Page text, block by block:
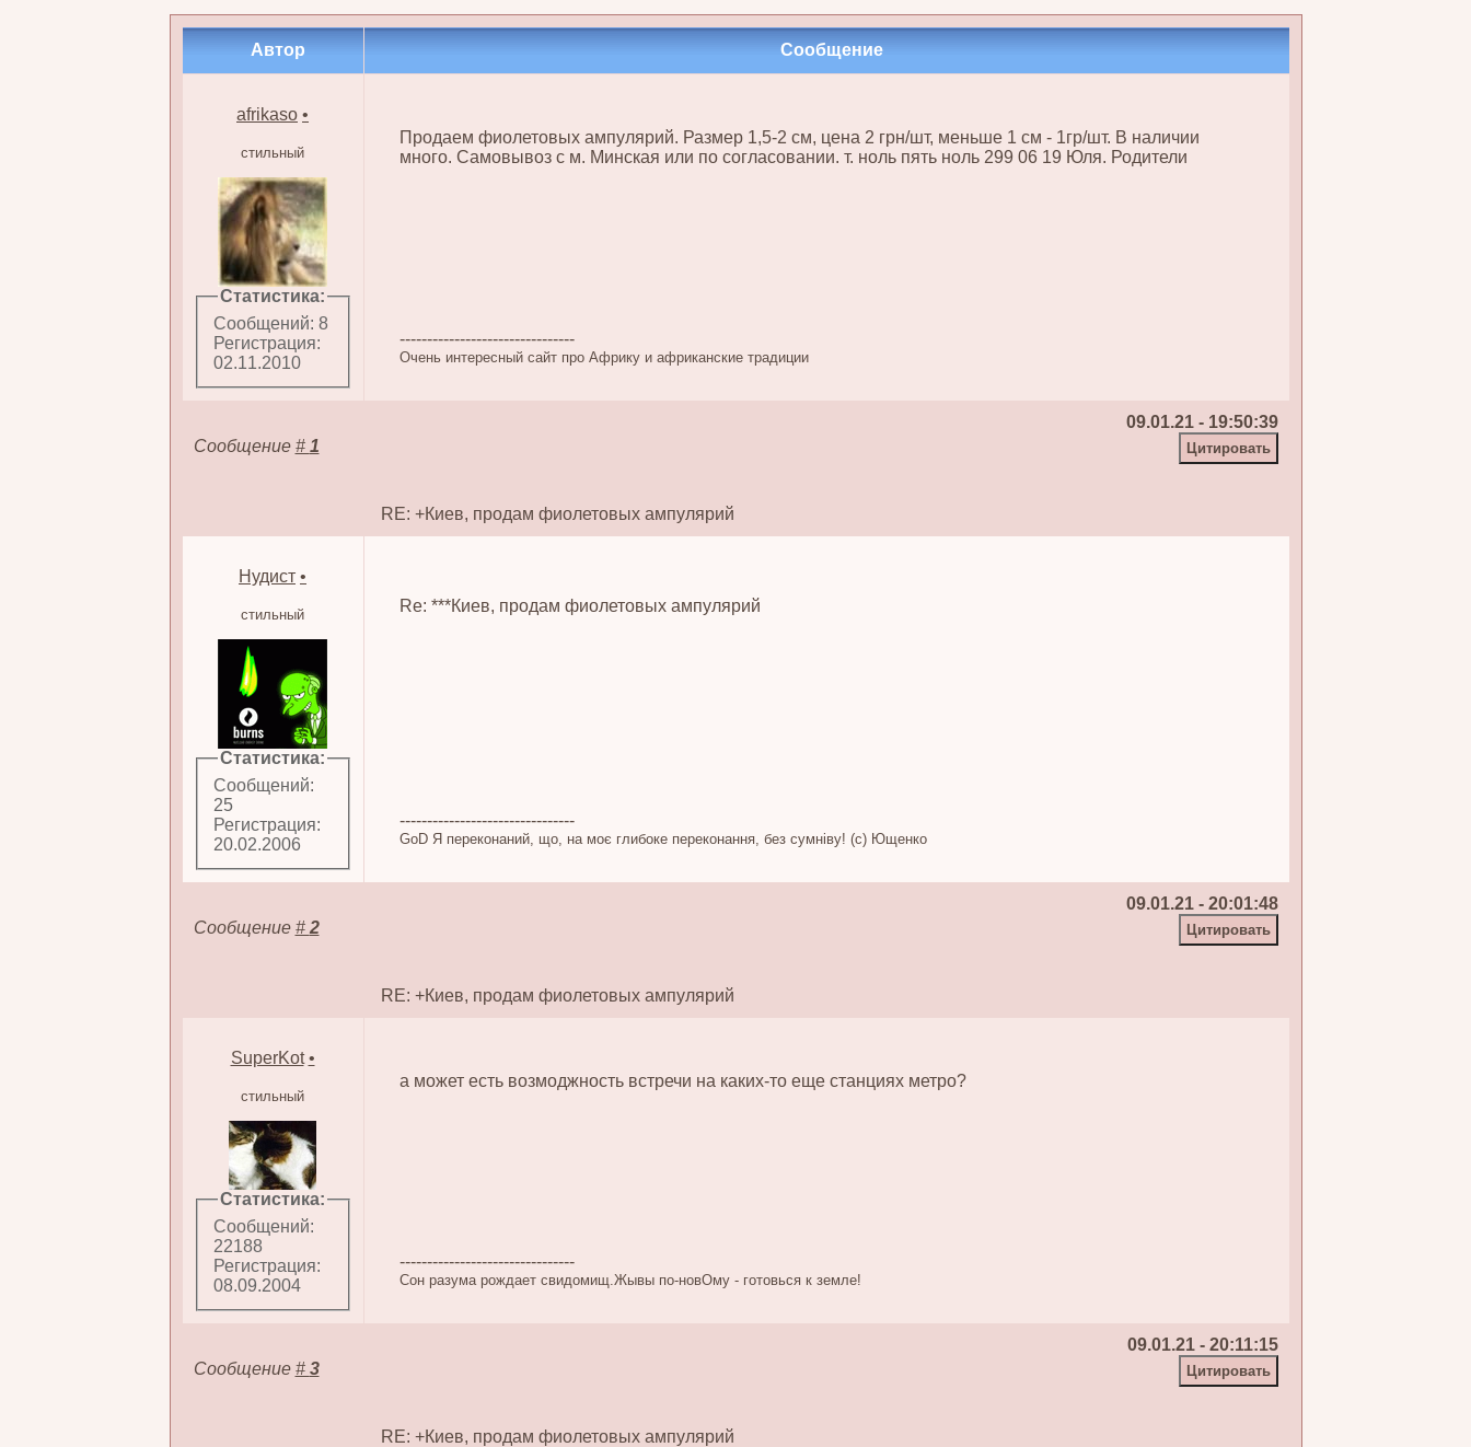
Автор Сообщение
afrikaso •
стильный
Статистика:
Сообщений: 8
Регистрация:
02.11.2010
Продаем фиолетовых ампулярий. Размер 1,5-2 см, цена 2 грн/шт, меньше 1 см - 1гр/шт. В наличии
много. Самовывоз с м. Минская или по согласовании. т. ноль пять ноль 299 06 19 Юля. Родители
--------------------------------
Очень интересный сайт про Африку и африканские традиции
Сообщение # 1
09.01.21 - 19:50:39
RE: +Киев, продам фиолетовых ампулярий
Нудист •
стильный
Статистика:
Сообщений:
25
Регистрация:
20.02.2006
Re: ***Киев, продам фиолетовых ампулярий
--------------------------------
GoD Я переконаний, що, на моє глибоке переконання, без сумніву! (c) Ющенко
Сообщение # 2
09.01.21 - 20:01:48
RE: +Киев, продам фиолетовых ампулярий
SuperKot •
стильный
Статистика:
Сообщений:
22188
Регистрация:
08.09.2004
а может есть возмоджность встречи на каких-то еще станциях метро?
--------------------------------
Сон разума рождает свидомищ.Жывы по-новОму - готовься к земле!
Сообщение # 3
09.01.21 - 20:11:15
RE: +Киев, продам фиолетовых ампулярий